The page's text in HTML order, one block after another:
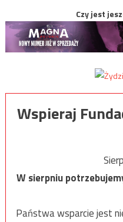
Czy jest
Wspieraj
W sierpniu
Państwa wsparcie jest